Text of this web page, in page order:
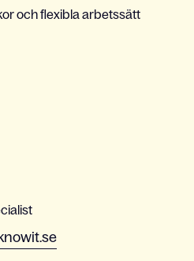
och flexibla arbetssätt